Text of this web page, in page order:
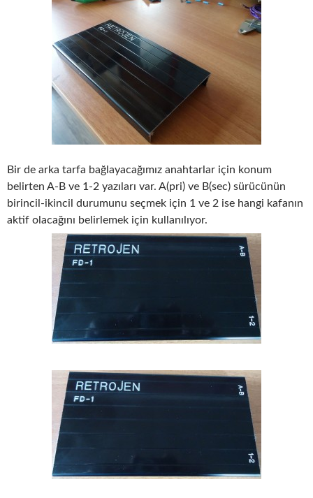
Bir de arka tarfa bağlayacağımız anahtarlar için konum
belirten A-B ve 1-2 yazıları var. A(pri) ve B(sec) sürücünün
birincil-ikincil durumunu seçmek için 1 ve 2 ise hangi kafanın
aktif olacağını belirlemek için kullanılıyor.